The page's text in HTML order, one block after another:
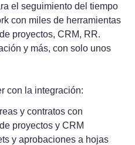
el seguimiento del tiempo
con miles de herramientas
proyectos, CRM, RR.
y más, con solo unos
con la integración:
y contratos con
proyectos y CRM
y aprobaciones a hojas